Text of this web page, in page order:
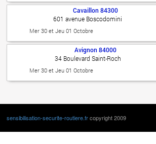
Cavaillon 84300
601 avenue Boscodomini
Mer 30 et Jeu 01 Octobre
Avignon 84000
34 Boulevard Saint-Roch
Mer 30 et Jeu 01 Octobre
sensibilisation-securite-routiere.frcopyright 2009